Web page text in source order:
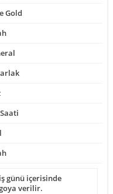
Gold
günü içerisinde
verilir.